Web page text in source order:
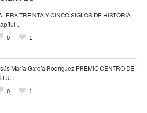
TREINTA Y CINCO SIGLOS DE HISTORIA
0 1
María García Rodríguez PREMIO CENTRO DE
0 1